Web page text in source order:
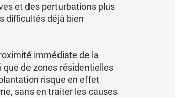
et des perturbations plus
difficultés déjà bien
immédiate de la
de zones résidentielles
risque en effet
sans en traiter les causes